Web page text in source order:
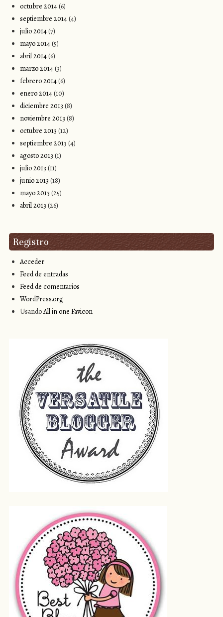
octubre 2014(6)
septiembre 2014(4)
julio 2014(7)
mayo 2014(5)
abril 2014(6)
marzo 2014(3)
febrero 2014(6)
enero 2014(10)
diciembre 2013 (8)
noviembre 2013 (8)
octubre 2013 (12)
septiembre 2013 (4)
agosto 2013 (1)
julio 2013 (11)
junio 2013 (18)
mayo 2013 (25)
abril 2013 (26)
Registro
Acceder
Feed de entradas
Feed de comentarios
WordPress.org
UsandoAll in one Favicon